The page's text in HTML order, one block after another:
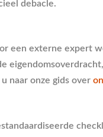
debacle.
een externe expert
naar onze gids over